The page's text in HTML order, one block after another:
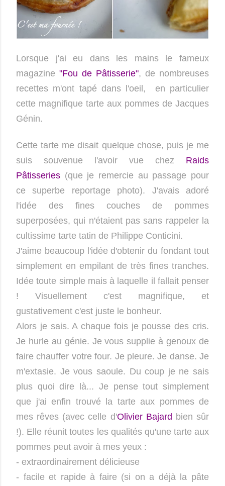
Lorsque j'ai eu dans les mains le fameux
magazine "Fou de Pâtisserie", de nombreuses
recettes m'ont tapé dans l'oeil, en particulier
cette magnifique tarte aux pommes de Jacques
Génin.
Cette tarte me disait quelque chose, puis je me
suis souvenue l'avoir vue chez Raids
Pâtisseries (que je remercie au passage pour
ce superbe reportage photo). J'avais adoré
l'idée des fines couches de pommes
superposées, qui n'étaient pas sans rappeler la
cultissime tarte tatin de Philippe Conticini.
J'aime beaucoup l'idée d'obtenir du fondant tout
simplement en empilant de très fines tranches.
Idée toute simple mais à laquelle il fallait penser
! Visuellement c'est magnifique, et
gustativement c'est juste le bonheur.
Alors je sais. A chaque fois je pousse des cris.
Je hurle au génie. Je vous supplie à genoux de
faire chauffer votre four. Je pleure. Je danse. Je
m'extasie. Je vous saoule. Du coup je ne sais
plus quoi dire là... Je pense tout simplement
que j'ai enfin trouvé la tarte aux pommes de
mes rêves (avec celle d'Olivier Bajard bien sûr
!). Elle réunit toutes les qualités qu'une tarte aux
pommes peut avoir à mes yeux :
- extraordinairement délicieuse
- facile et rapide à faire (si on a déjà la pâte